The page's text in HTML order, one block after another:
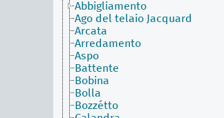
Abbigliamento
Ago del telaio Jacquard
Arcata
Arredamento
Aspo
Battente
Bobina
Bolla
Bozzétto